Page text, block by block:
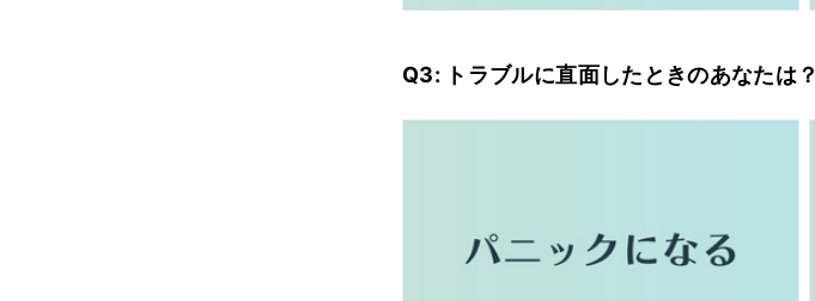
Q3: トラブルに直面したときのあなたは？